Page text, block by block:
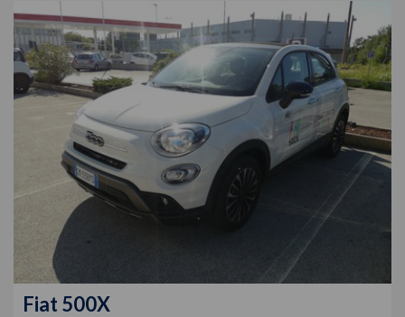
Fiat 500X